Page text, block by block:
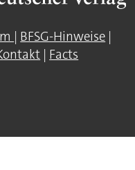
| BFSG-Hinweise |
| Facts